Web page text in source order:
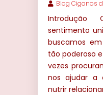
Blog Ciganos
sentimento
buscamos
tão poderoso
vezes
nos ajudar a
nutrir